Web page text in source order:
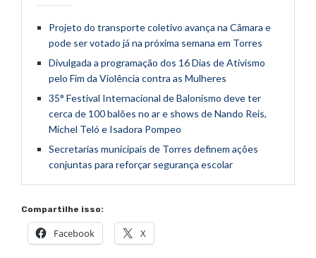
Projeto do transporte coletivo avança na Câmara e
pode ser votado já na próxima semana em Torres
Divulgada a programação dos 16 Dias de Ativismo
pelo Fim da Violência contra as Mulheres
35° Festival Internacional de Balonismo deve ter
cerca de 100 balões no ar e shows de Nando Reis,
Michel Teló e Isadora Pompeo
Secretarias municipais de Torres definem ações
conjuntas para reforçar segurança escolar
Compartilhe isso:
Facebook X